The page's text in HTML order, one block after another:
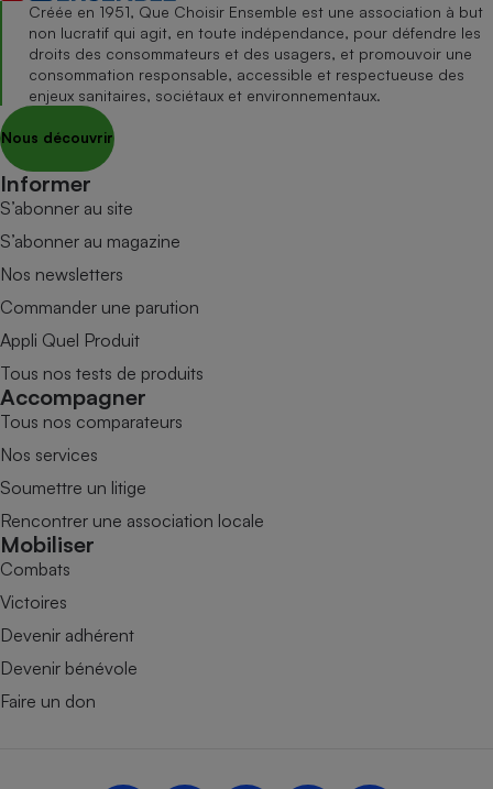
Créée en 1951, Que Choisir Ensemble est une association à but
non lucratif qui agit, en toute indépendance, pour défendre les
droits des consommateurs et des usagers, et promouvoir une
consommation responsable, accessible et respectueuse des
enjeux sanitaires, sociétaux et environnementaux.
Nous découvrir
Informer
S’abonner au site
S’abonner au magazine
Nos newsletters
Commander une parution
Appli Quel Produit
Tous nos tests de produits
Accompagner
Tous nos comparateurs
Nos services
Soumettre un litige
Rencontrer une association locale
Mobiliser
Combats
Victoires
Devenir adhérent
Devenir bénévole
Faire un don